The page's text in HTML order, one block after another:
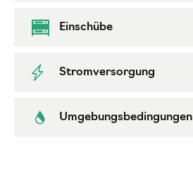
Einschübe
Stromversorgung
Umgebungsbedingungen